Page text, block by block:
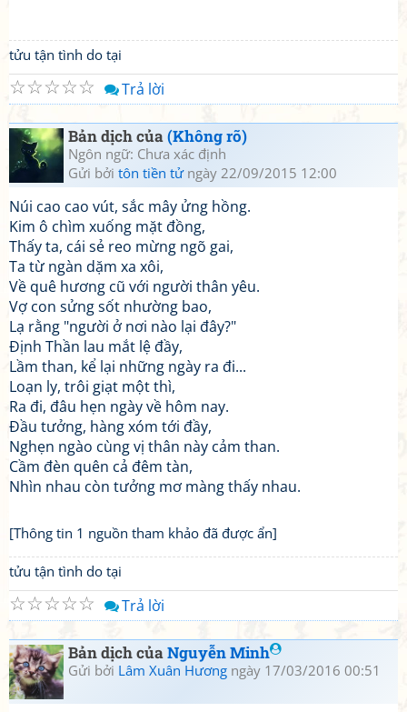
tửu tận tình do tại
☆
☆
☆
☆
☆ Trả lời
Bản dịch của(Không rõ)
Ngôn ngữ: Chưa xác định
Gửi bởi tôn tiền tửngày 22/09/2015 12:00
Núi cao cao vút, sắc mây ửng hồng.
Kim ô chìm xuống mặt đồng,
Thấy ta, cái sẻ reo mừng ngõ gai,
Ta từ ngàn dặm xa xôi,
Về quê hương cũ với người thân yêu.
Vợ con sửng sốt nhường bao,
Lạ rằng "người ở nơi nào lại đây?"
Định Thần lau mắt lệ đầy,
Lầm than, kể lại những ngày ra đi...
Loạn ly, trôi giạt một thì,
Ra đi, đâu hẹn ngày về hôm nay.
Đầu tưởng, hàng xóm tới đầy,
Nghẹn ngào cùng vị thân này cảm than.
Cầm đèn quên cả đêm tàn,
Nhìn nhau còn tưởng mơ màng thấy nhau.
[Thông tin 1 nguồn tham khảo đã được ẩn]
tửu tận tình do tại
☆
☆
☆
☆
☆ Trả lời
Bản dịch củaNguyễn Minh
Gửi bởi Lâm Xuân Hương ngày 17/03/2016 00:51